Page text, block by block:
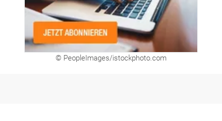
© PeopleImages/istockphoto.com